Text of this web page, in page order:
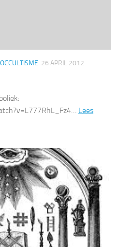
OCCULTISME 26 APRIL 2012
Lees